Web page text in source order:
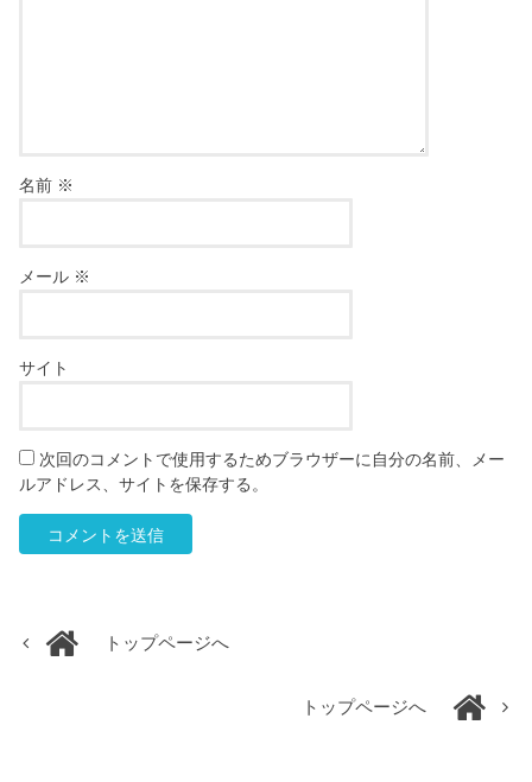
名前 ※
メール ※
サイト
次回のコメントで使用するためブラウザーに自分の名前、メー
ルアドレス、サイトを保存する。
トップページへ
トップページへ